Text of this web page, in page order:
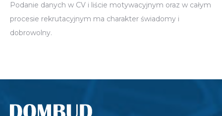
Podanie danych w CV i liście motywacyjnym oraz w całym
procesie rekrutacyjnym ma charakter świadomy i
dobrowolny.